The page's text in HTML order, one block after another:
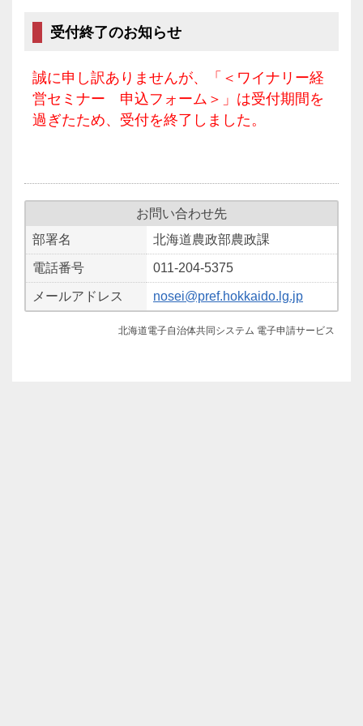
受付終了のお知らせ
誠に申し訳ありませんが、「＜ワイナリー経
営セミナー 申込フォーム＞」は受付期間を
過ぎたため、受付を終了しました。
お問い合わせ先
部署名
北海道農政部農政課
電話番号 011-204-5375
メールアドレス nosei@pref.hokkaido.lg.jp
北海道電子自治体共同システム 電子申請サービス